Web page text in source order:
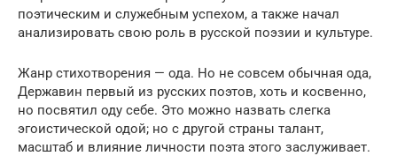
поэтическим и служебным успехом, а также начал
анализировать свою роль в русской поэзии и культуре.
Жанр стихотворения — ода. Но не совсем обычная ода,
Державин первый из русских поэтов, хоть и косвенно,
но посвятил оду себе. Это можно назвать слегка
эгоистической одой; но с другой страны талант,
масштаб и влияние личности поэта этого заслуживает.